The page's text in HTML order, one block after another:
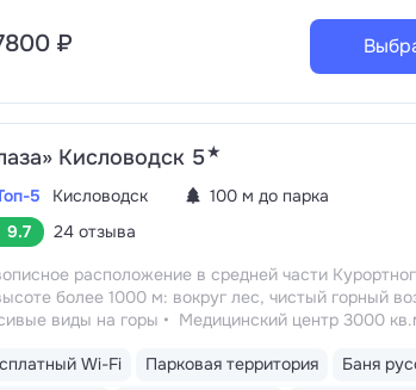
₽
Кисловодск 5★
5 Кисловодск
100 м до парка
9.7
24 отзыва
расположение в средней части
более 1000 м: вокруг лес, чистый горный
виды на горы
Медицинский центр 3000
видов диагностики и ДНК-исследований. Есть
Wi-Fi Парковая территория
Баня